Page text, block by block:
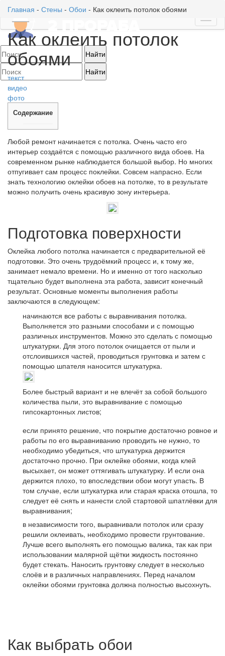
Главная - Стены - Обои - Как оклеить потолок обоями
Как оклеить потолок
обоями
текст
видео
фото
Содержание
Любой ремонт начинается с потолка. Очень часто его
интерьер создаётся с помощью различного вида обоев. На
современном рынке наблюдается большой выбор. Но многих
отпугивает сам процесс поклейки. Совсем напрасно. Если
знать технологию оклейки обоев на потолке, то в результате
можно получить очень красивую зону интерьера.
Подготовка поверхности
Оклейка любого потолка начинается с предварительной её
подготовки. Это очень трудоёмкий процесс и, к тому же,
занимает немало времени. Но и именно от того насколько
тщательно будет выполнена эта работа, зависит конечный
результат. Основные моменты выполнения работы
заключаются в следующем:
начинаются все работы с выравнивания потолка.
Выполняется это разными способами и с помощью
различных инструментов. Можно это сделать с помощью
штукатурки. Для этого потолок очищается от пыли и
отслоившихся частей, проводиться грунтовка и затем с
помощью шпателя наносится штукатурка.
Более быстрый вариант и не влечёт за собой большого
количества пыли, это выравнивание с помощью
гипсокартонных листов;
если принято решение, что покрытие достаточно ровное и
работы по его выравниванию проводить не нужно, то
необходимо убедиться, что штукатурка держится
достаточно прочно. При оклейке обоями, когда клей
высыхает, он может оттягивать штукатурку. И если она
держится плохо, то впоследствии обои могут упасть. В
том случае, если штукатурка или старая краска отошла, то
следует её снять и нанести слой стартовой шпатлёвки для
выравнивания;
в независимости того, выравнивали потолок или сразу
решили оклеивать, необходимо провести грунтование.
Лучше всего выполнять его помощью валика, так как при
использовании малярной щётки жидкость постоянно
будет стекать. Наносить грунтовку следует в несколько
слоёв и в различных направлениях. Перед началом
оклейки обоями грунтовка должна полностью высохнуть.
Как выбрать обои